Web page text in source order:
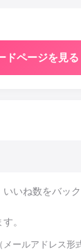
ドページを見る
いね数をバッ
。
ールアドレス形